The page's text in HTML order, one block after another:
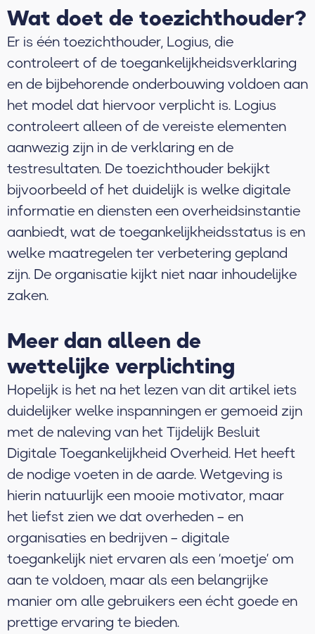
Wat doet de toezichthouder?
Er is één toezichthouder, Logius, die
controleert of de toegankelijkheidsverklaring
en de bijbehorende onderbouwing voldoen aan
het model dat hiervoor verplicht is. Logius
controleert alleen of de vereiste elementen
aanwezig zijn in de verklaring en de
testresultaten. De toezichthouder bekijkt
bijvoorbeeld of het duidelijk is welke digitale
informatie en diensten een overheidsinstantie
aanbiedt, wat de toegankelijkheidsstatus is en
welke maatregelen ter verbetering gepland
zijn. De organisatie kijkt niet naar inhoudelijke
zaken.
Meer dan alleen de
wettelijke verplichting
Hopelijk is het na het lezen van dit artikel iets
duidelijker welke inspanningen er gemoeid zijn
met de naleving van het Tijdelijk Besluit
Digitale Toegankelijkheid Overheid. Het heeft
de nodige voeten in de aarde. Wetgeving is
hierin natuurlijk een mooie motivator, maar
het liefst zien we dat overheden – en
organisaties en bedrijven – digitale
toegankelijk niet ervaren als een ‘moetje’ om
aan te voldoen, maar als een belangrijke
manier om alle gebruikers een écht goede en
prettige ervaring te bieden.